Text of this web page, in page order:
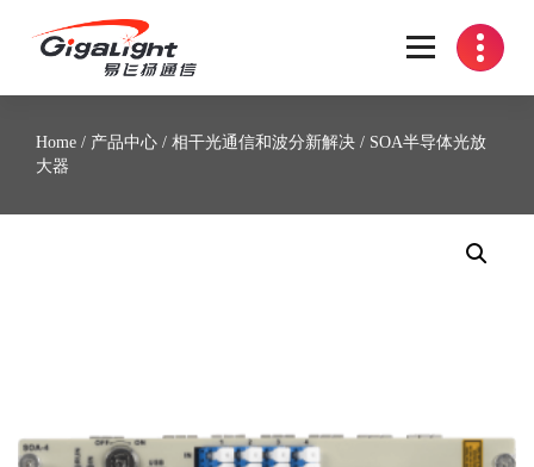
开放光网络器件的向导
Home / 产品中心 / 相干光通信和波分新解决 / SOA半导体光放
大器